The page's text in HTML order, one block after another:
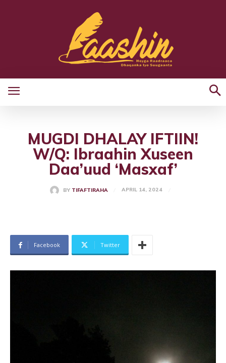
MUGDI DHALAY IFTIIN!
W/Q: Ibraahin Xuseen
Daa’uud ‘Masxaf’
BY TIFAFTIRAHA APRIL 14, 2024
Facebook Twitter